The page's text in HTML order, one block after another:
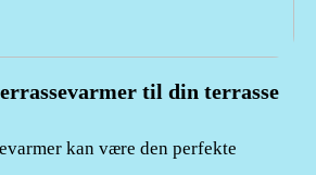
til din terrasse
kan være den perfekte